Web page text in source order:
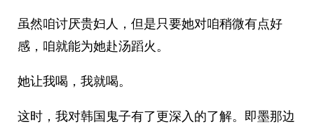
虽然咱讨厌贵妇人，但是只要她对咱稍微有点好
感，咱就能为她赴汤蹈火。
她让我喝，我就喝。
这时，我对韩国鬼子有了更深入的了解。即墨那边